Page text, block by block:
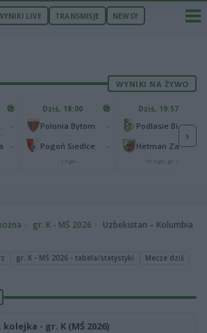
LIVE TRANSMISJE NEWSY
WYNIKI NA ŻYWO
Dziś, 18:00
Polonia Bytom
Pogoń Siedlce
I liga
Dziś, 19:57
Podlasie Biała Podlaska
Hetman Zamość
III liga, gr. IV
›
gr. K - MŚ 2026 Uzbekistan – Kolumbia
gr. K - MŚ 2026 - tabela/statystyki
Mecze dziś
kolejka - gr. K (MŚ 2026)